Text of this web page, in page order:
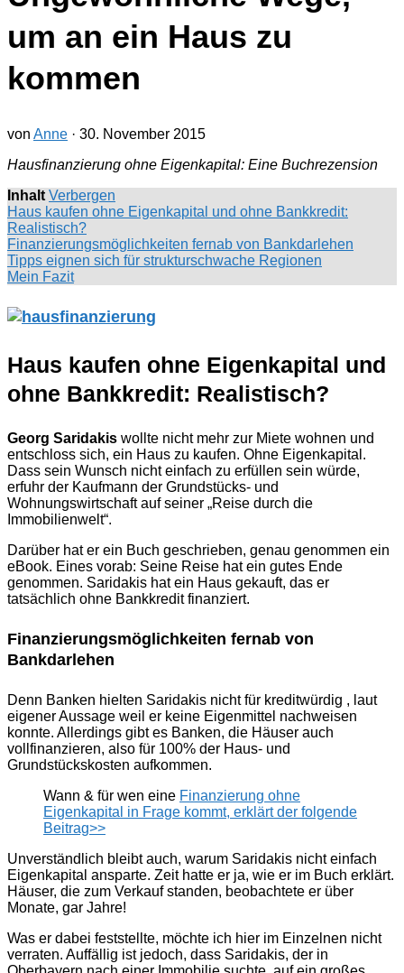
um an ein Haus zu
kommen
von Anne · 30. November 2015
Hausfinanzierung ohne Eigenkapital: Eine Buchrezension
Inhalt Verbergen
Haus kaufen ohne Eigenkapital und ohne Bankkredit:
Realistisch?
Finanzierungsmöglichkeiten fernab von Bankdarlehen
Tipps eignen sich für strukturschwache Regionen
Mein Fazit
Haus kaufen ohne Eigenkapital und
ohne Bankkredit: Realistisch?
Georg Saridakis wollte nicht mehr zur Miete wohnen und
entschloss sich, ein Haus zu kaufen. Ohne Eigenkapital.
Dass sein Wunsch nicht einfach zu erfüllen sein würde,
erfuhr der Kaufmann der Grundstücks- und
Wohnungswirtschaft auf seiner „Reise durch die
Immobilienwelt“.
Darüber hat er ein Buch geschrieben, genau genommen ein
eBook. Eines vorab: Seine Reise hat ein gutes Ende
genommen. Saridakis hat ein Haus gekauft, das er
tatsächlich ohne Bankkredit finanziert.
Finanzierungsmöglichkeiten fernab von
Bankdarlehen
Denn Banken hielten Saridakis nicht für kreditwürdig , laut
eigener Aussage weil er keine Eigenmittel nachweisen
konnte. Allerdings gibt es Banken, die Häuser auch
vollfinanzieren, also für 100% der Haus- und
Grundstückskosten aufkommen.
Wann & für wen eine Finanzierung ohne
Eigenkapital in Frage kommt, erklärt der folgende
Beitrag>>
Unverständlich bleibt auch, warum Saridakis nicht einfach
Eigenkapital ansparte. Zeit hatte er ja, wie er im Buch erklärt.
Häuser, die zum Verkauf standen, beobachtete er über
Monate, gar Jahre!
Was er dabei feststellte, möchte ich hier im Einzelnen nicht
verraten. Auffällig ist jedoch, dass Saridakis, der in